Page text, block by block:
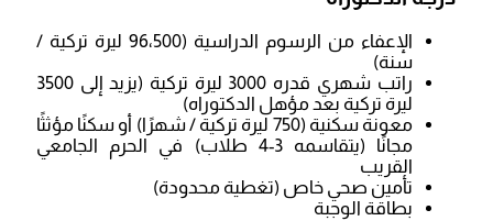
الإعفاء من الرسوم الدراسية (96،500 ليرة تركية /
سنة)
راتب شهري قدره 3000 ليرة تركية (يزيد إلى 3500
ليرة تركية بعد مؤهل الدكتوراه)
معونة سكنية (750 ليرة تركية / شهرًا) أو سكنًا مؤثثًا
مجانًا (يتقاسمه 3-4 طلاب) في الحرم الجامعي
القريب
تأمين صحي خاص (تغطية محدودة)
بطاقة الوجبة